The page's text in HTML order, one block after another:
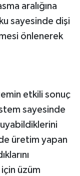
aralığına
sayesinde dişi
önlenerek
etkili sonuç
sayesinde
üretim yapan
üzüm